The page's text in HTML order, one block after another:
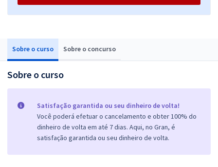
Sobre o curso Sobre o concurso
Sobre o curso
Satisfação garantida ou seu dinheiro de volta!
Você poderá efetuar o cancelamento e obter 100% do
dinheiro de volta em até 7 dias. Aqui, no Gran, é
satisfação garantida ou seu dinheiro de volta.